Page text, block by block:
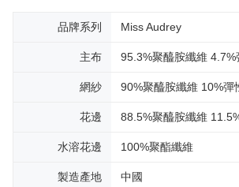
品牌系列 Miss Audrey
主布 95.3%聚醯胺纖維 4.7%
網紗 90%聚醯胺纖維 10%彈
花邊 88.5%聚醯胺纖維
水溶花邊 100%聚酯纖維
製造產地 中國